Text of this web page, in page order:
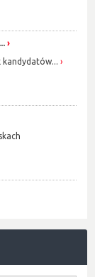
kandydatów...